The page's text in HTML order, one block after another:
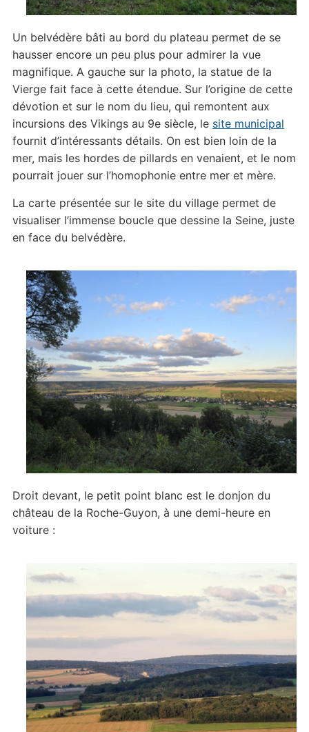
Un belvédère bâti au bord du plateau permet de se
hausser encore un peu plus pour admirer la vue
magnifique. A gauche sur la photo, la statue de la
Vierge fait face à cette étendue. Sur l’origine de cette
dévotion et sur le nom du lieu, qui remontent aux
incursions des Vikings au 9e siècle, le site municipal
fournit d’intéressants détails. On est bien loin de la
mer, mais les hordes de pillards en venaient, et le nom
pourrait jouer sur l’homophonie entre mer et mère.
La carte présentée sur le site du village permet de
visualiser l’immense boucle que dessine la Seine, juste
en face du belvédère.
Droit devant, le petit point blanc est le donjon du
château de la Roche-Guyon, à une demi-heure en
voiture :